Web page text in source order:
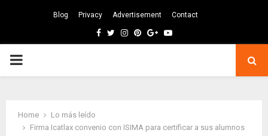
Blog Privacy Advertisement Contact
Facebook
TwitterInstagram
Pinterest
GoogleYoutube
PRIMARY
Home
Lo más leído
Firma Icatlax convenio con ISIMA para certificar a sus alumnos